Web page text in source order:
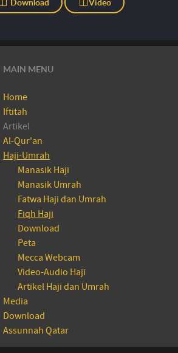
Download Video
MAIN MENU
Home
Iftitah
Artikel
Al-Qur'an
Haji-Umrah
Manasik Haji
Manasik Umrah
Fatwa Haji dan Umrah
Fiqh Haji
Download
Peta
Mecca Webcam
Video-Audio Haji
Artikel Haji dan Umrah
Media
Download
Assunnah Qatar